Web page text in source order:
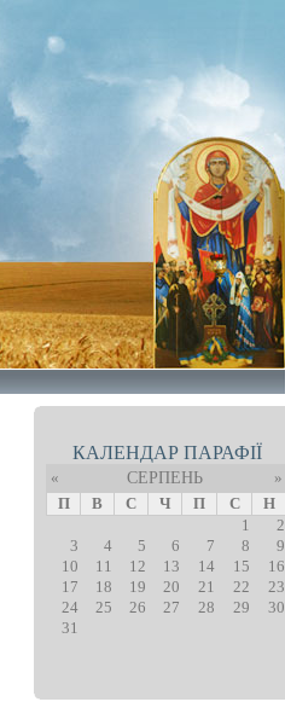
КАЛЕНДАР ПАРАФІЇ
« СЕРПЕНЬ
»
П
В С Ч П С
Н
1
2
3
4 5 6 7 8
9
10
11 12 13 14 15
16
17
18 19 20 21 22
23
24
25 26 27 28 29
30
31